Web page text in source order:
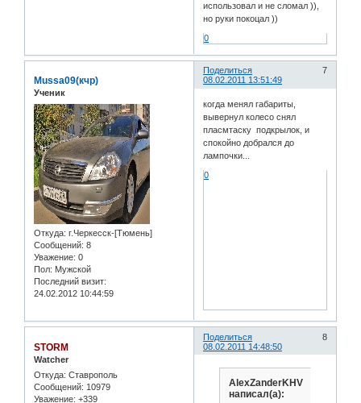
использовал и не сломал )),
но руки покоцал ))
0
Поделиться
7
08.02.2011 13:51:49
Mussa09(кчр)
Ученик
Откуда: г.Черкесск-[Тюмень]
Сообщений: 8
Уважение: 0
Пол: Мужской
Последний визит:
24.02.2012 10:44:59
когда менял габариты,
вывернул колесо снял
пласмтаску подкрылок, и
спокойно добрался до
лампочки...
0
Поделиться
8
08.02.2011 14:48:50
STORM
Watcher
Откуда: Ставрополь
Сообщений: 10979
Уважение: +339
AlexZanderKHV
написал(а):